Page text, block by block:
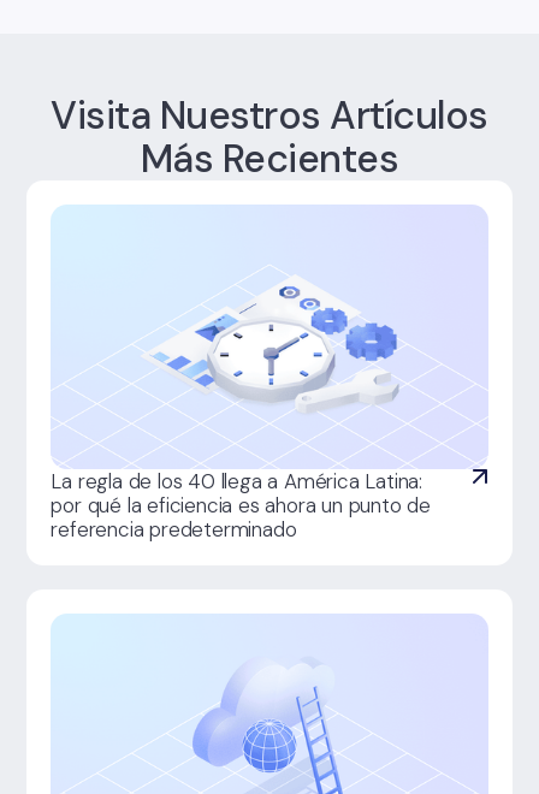
Visita Nuestros Artículos
Más Recientes
La regla de los 40 llega a América Latina:
por qué la eficiencia es ahora un punto de
referencia predeterminado